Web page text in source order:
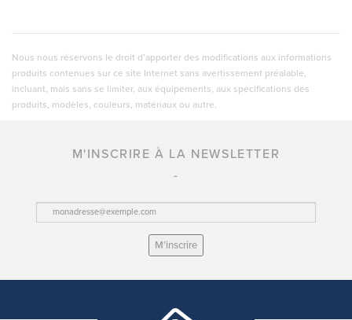
Nous nous réservons le droit d’apporter des modifications aux informations
produits contenues sur ce site Internet sans avertissement préalable,
incluant, mais sans se limiter, aux équipements, aux spécifications des
produits, modèles, couleurs, matériaux ou autre.
M'INSCRIRE À LA NEWSLETTER
M’inscrire